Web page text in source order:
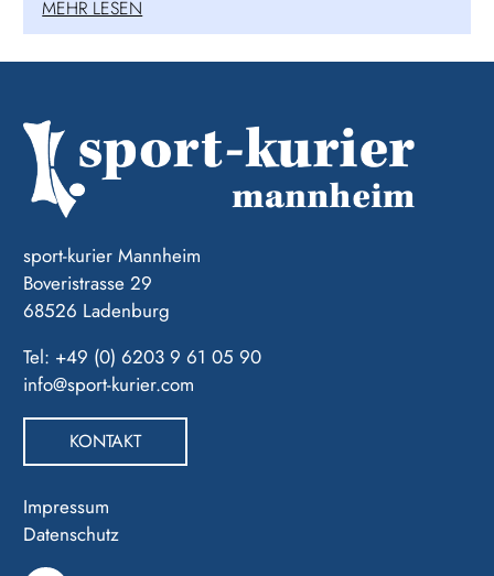
MEHR LESEN
sport-kurier Mannheim
Boveristrasse 29
68526 Ladenburg
Tel: +49 (0) 6203 9 61 05 90
info@sport-kurier.com
KONTAKT
Impressum
Datenschutz